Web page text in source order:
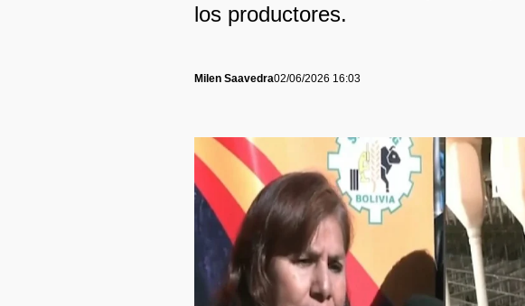
los productores.
Milen Saavedra02/06/2026 16:03